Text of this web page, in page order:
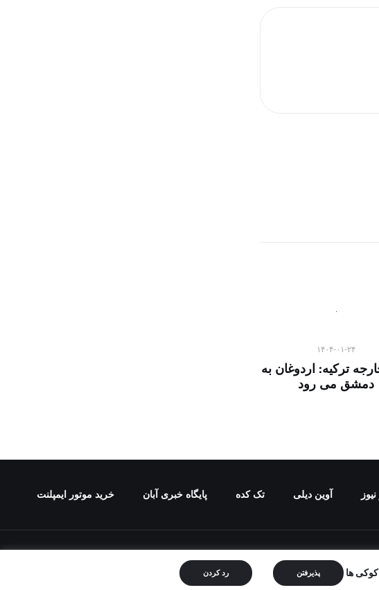
۱۴۰۴-۰۱-۲۴
ترکیه: اردوغان به
دمشق می رود
آوین دیلی تک کده پایگاه خبری آبان خرید موتور ایمپلنت
بدون ذکر منبع ممنوع می باشد.
ها پذیرفتن رد کردن